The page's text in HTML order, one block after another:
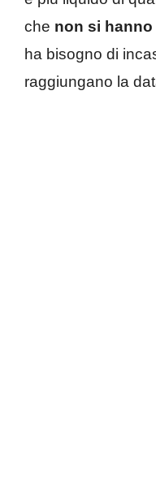
che non si
ha bisogno di
raggiungano la